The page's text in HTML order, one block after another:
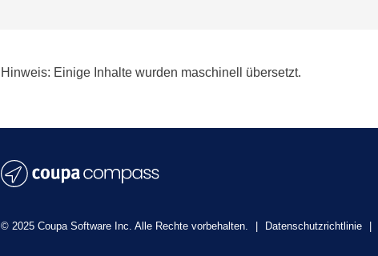
Hinweis: Einige Inhalte wurden maschinell übersetzt.
© 2025 Coupa Software Inc. Alle Rechte vorbehalten. Datenschutzrichtlinie